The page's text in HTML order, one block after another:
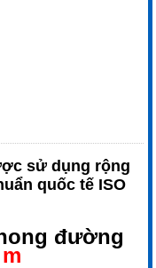
sử dụng rộng
quốc tế ISO
đường